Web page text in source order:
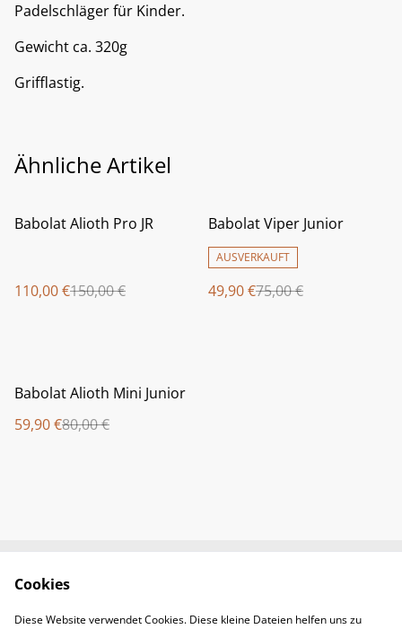
Padelschläger für Kinder.
Gewicht ca. 320g
Grifflastig.
Ähnliche Artikel
%
Babolat Alioth Pro JR
110,00 €150,00 €
%
Babolat Viper Junior
AUSVERKAUFT
49,90 €75,00 €
%
Babolat Alioth Mini Junior
59,90 €80,00 €
Cookies
Diese Website verwendet Cookies. Diese kleine Dateien helfen uns zu